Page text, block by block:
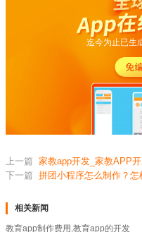
迄今为止已生
上一篇 家教app开发_家教APP
下一篇 拼团小程序怎么制作？
相关新闻
教育app制作费用,教育app的开发